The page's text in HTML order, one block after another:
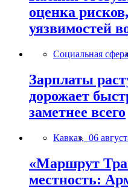
оценка
уязвимостей
Социальная
Зарплаты
дорожает
заметнее всего
Кавказ, 06
«Маршрут
местность: